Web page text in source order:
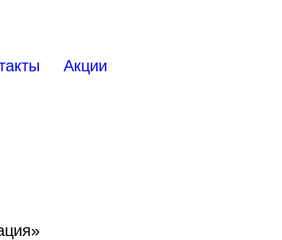
Акции